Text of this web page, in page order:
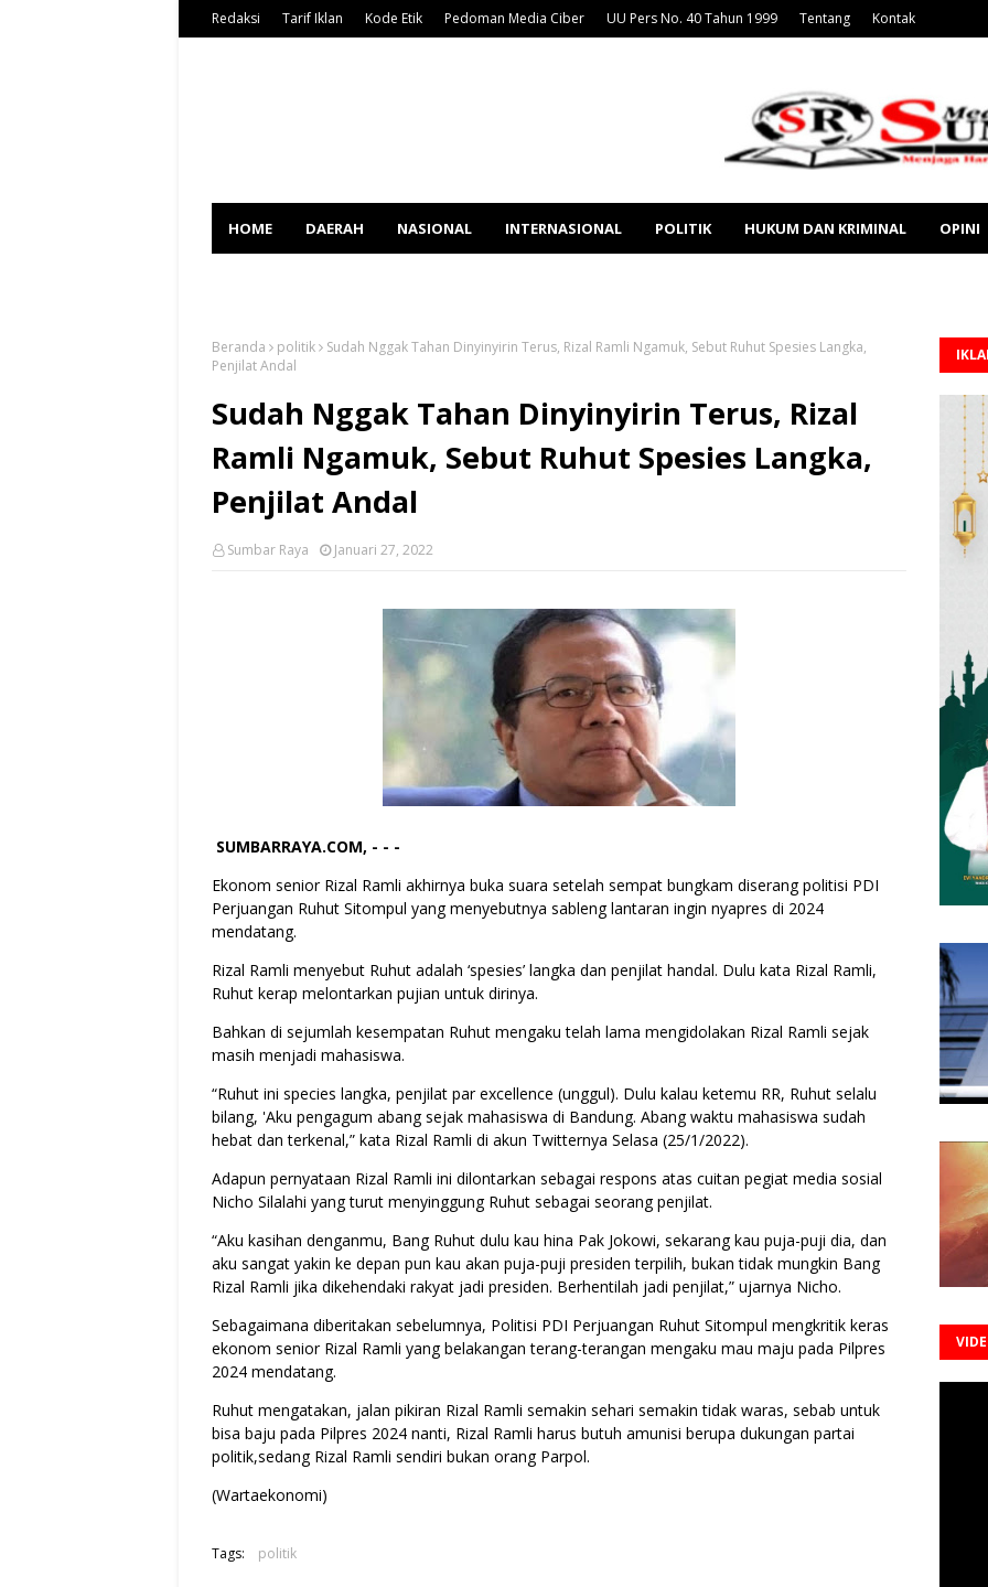
Redaksi Tarif Iklan Kode Etik Pedoman Media Ciber UU Pers No. 40 Tahun 1999 Tentang Kontak
HOME DAERAH NASIONAL INTERNASIONAL POLITIK HUKUM DAN KRIMINAL OPINI
Beranda politik
Sudah Nggak Tahan Dinyinyirin Terus, Rizal Ramli Ngamuk, Sebut Ruhut Spesies Langka,
Penjilat Andal
Sudah Nggak Tahan Dinyinyirin Terus, Rizal
Ramli Ngamuk, Sebut Ruhut Spesies Langka,
Penjilat Andal
Sumbar Raya Januari 27, 2022
SUMBARRAYA.COM, - - -
Ekonom senior Rizal Ramli akhirnya buka suara setelah sempat bungkam diserang politisi PDI
Perjuangan Ruhut Sitompul yang menyebutnya sableng lantaran ingin nyapres di 2024
mendatang.
Rizal Ramli menyebut Ruhut adalah ‘spesies’ langka dan penjilat handal. Dulu kata Rizal Ramli,
Ruhut kerap melontarkan pujian untuk dirinya.
Bahkan di sejumlah kesempatan Ruhut mengaku telah lama mengidolakan Rizal Ramli sejak
masih menjadi mahasiswa.
“Ruhut ini species langka, penjilat par excellence (unggul). Dulu kalau ketemu RR, Ruhut selalu
bilang, 'Aku pengagum abang sejak mahasiswa di Bandung. Abang waktu mahasiswa sudah
hebat dan terkenal,” kata Rizal Ramli di akun Twitternya Selasa (25/1/2022).
Adapun pernyataan Rizal Ramli ini dilontarkan sebagai respons atas cuitan pegiat media sosial
Nicho Silalahi yang turut menyinggung Ruhut sebagai seorang penjilat.
“Aku kasihan denganmu, Bang Ruhut dulu kau hina Pak Jokowi, sekarang kau puja-puji dia, dan
aku sangat yakin ke depan pun kau akan puja-puji presiden terpilih, bukan tidak mungkin Bang
Rizal Ramli jika dikehendaki rakyat jadi presiden. Berhentilah jadi penjilat,” ujarnya Nicho.
Sebagaimana diberitakan sebelumnya, Politisi PDI Perjuangan Ruhut Sitompul mengkritik keras
ekonom senior Rizal Ramli yang belakangan terang-terangan mengaku mau maju pada Pilpres
2024 mendatang.
Ruhut mengatakan, jalan pikiran Rizal Ramli semakin sehari semakin tidak waras, sebab untuk
bisa baju pada Pilpres 2024 nanti, Rizal Ramli harus butuh amunisi berupa dukungan partai
politik,sedang Rizal Ramli sendiri bukan orang Parpol.
(Wartaekonomi)
Tags: politik